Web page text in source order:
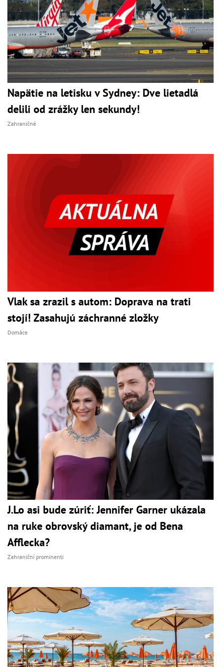
Napätie na letisku v Sydney: Dve lietadlá
delili od zrážky len sekundy!
Zahraničné
Vlak sa zrazil s autom: Doprava na trati
stojí! Zasahujú záchranné zložky
Domáce
J.Lo asi bude zúriť: Jennifer Garner ukázala
na ruke obrovský diamant, je od Bena
Afflecka?
Zahraniční prominenti